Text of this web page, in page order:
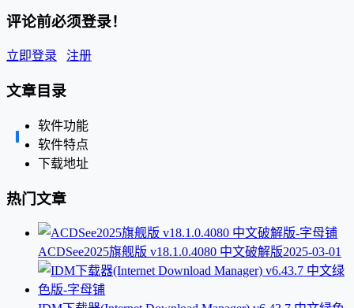
评论前必须登录！
立即登录 注册
文章目录
软件功能
软件特点
下载地址
热门文章
ACDSee2025旗舰版 v18.1.0.4080 中文破解版2025-03-01